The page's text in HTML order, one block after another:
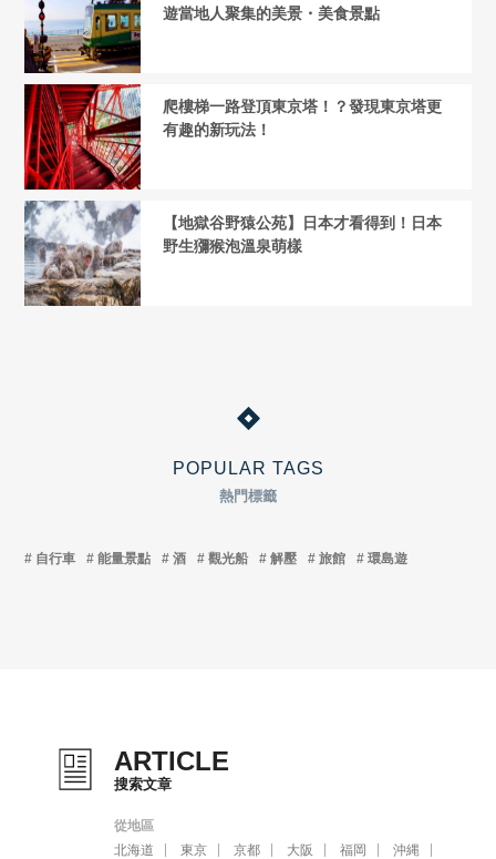
POPULAR TAGS
熱門標籤
自行車 能量景點 酒 觀光船 解壓 旅館 環島遊
遊當地人聚集的美景・美食景點
爬樓梯一路登頂東京塔！？發現東京塔更
有趣的新玩法！
【地獄谷野猿公苑】日本才看得到！日本
野生獼猴泡溫泉萌樣
ARTICLE
搜索文章
從地區
北海道
東京 京都 大阪 福岡 沖縄